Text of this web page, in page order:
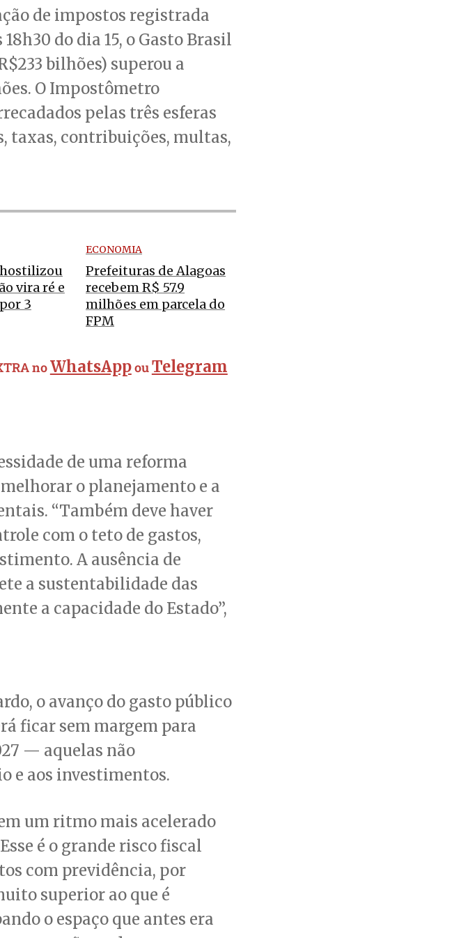
de impostos registrada
do dia 15, o Gasto Brasil
bilhões) superou a
O Impostômetro
pelas três esferas
taxas, contribuições, multas,
vira ré e
3
ECONOMIA
Prefeituras de Alagoas
recebem R$ 57.9
milhões em parcela do
FPM
noWhatsAppouTelegram
de uma reforma
o planejamento e a
“Também deve haver
com o teto de gastos,
A ausência de
a sustentabilidade das
a capacidade do Estado”,
o avanço do gasto público
ficar sem margem para
— aquelas não
e aos investimentos.
um ritmo mais acelerado
é o grande risco fiscal
com previdência, por
superior ao que é
o espaço que antes era